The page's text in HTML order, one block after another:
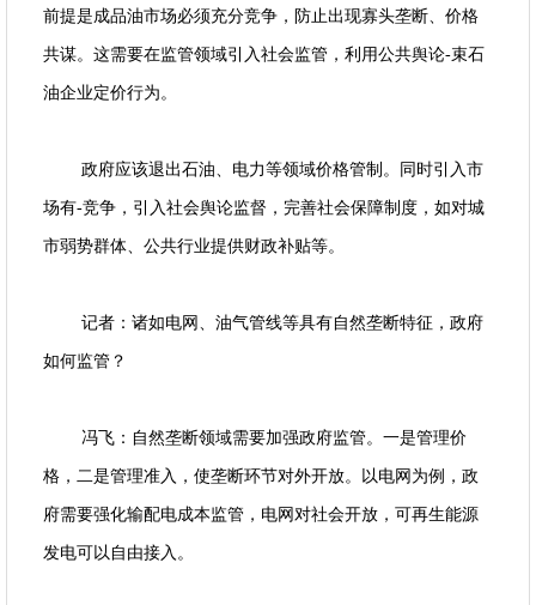
前提是成品油市场必须充分竞争，防止出现寡头垄断、价格
共谋。这需要在监管领域引入社会监管，利用公共舆论-束石
油企业定价行为。
政府应该退出石油、电力等领域价格管制。同时引入市
场有-竞争，引入社会舆论监督，完善社会保障制度，如对城
市弱势群体、公共行业提供财政补贴等。
记者：诸如电网、油气管线等具有自然垄断特征，政府
如何监管？
冯飞：自然垄断领域需要加强政府监管。一是管理价
格，二是管理准入，使垄断环节对外开放。以电网为例，政
府需要强化输配电成本监管，电网对社会开放，可再生能源
发电可以自由接入。